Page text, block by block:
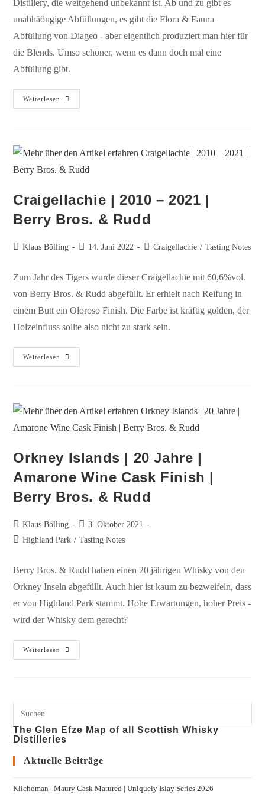
Distillery, die weitgehend unbekannt ist. Ab und zu gibt es
unabhäöngige Abfüllungen, es gibt die Flora & Fauna
Abfüllung von Diageo - aber eigentlich produziert man hier für
die Blends. Umso schöner, wenn es dann doch mal eine
Abfüllung gibt.
Weiterlesen
Craigellachie | 2010 – 2021 |
Berry Bros. & Rudd
Klaus Bölling 14. Juni 2022 Craigellachie / Tasting Notes
Zum Jahr des Tigers wurde dieser Craigellachie mit 60,6%vol.
von Berry Bros. & Rudd abgefüllt. Er erhielt nach Reifung in
einem Butt ein Oloroso Finish. Die Farbe ist kräftig golden, der
Holzeinfluss sollte also nicht zu stark sein.
Weiterlesen
Orkney Islands | 20 Jahre |
Amarone Wine Cask Finish |
Berry Bros. & Rudd
Klaus Bölling
3. Oktober 2021
Highland Park / Tasting Notes
Berry Bros. & Rudd haben einen 20 jährigen Whisky von den
Orkney Inseln abgefüllt. Auch hier ist kaum zu bezweifeln, dass
er von Highland Park stammt. Hohe Erwartungen, hoher Preis -
wird der Whisky dem gerecht?
Weiterlesen
The Glen Efze Map of all Scottish Whisky
Distilleries
Aktuelle Beiträge
Kilchoman | Maury Cask Matured | Uniquely Islay Series 2026